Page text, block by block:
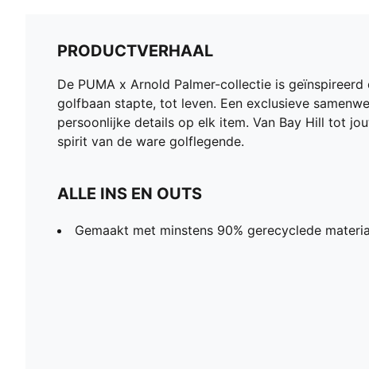
PRODUCTVERHAAL
De PUMA x Arnold Palmer-collectie is
golfbaan stapte, tot leven. Een exclusieve
persoonlijke details op elk item. Van Bay Hill tot
spirit van de ware golflegende.
ALLE INS EN OUTS
Gemaakt met minstens 90% gerecyclede